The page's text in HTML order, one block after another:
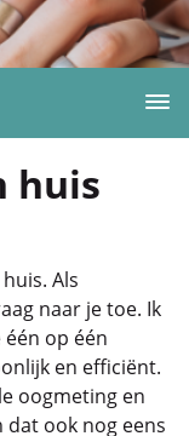
huis
Als
naar je toe. Ik
op één
en efficiënt.
oogmeting en
ook nog eens